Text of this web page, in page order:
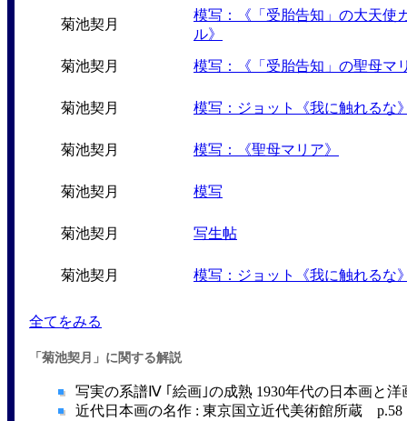
菊池契月
模写：《「受胎告知」の大天使
ル》
菊池契月 模写：《「受胎告知」の聖母マ
菊池契月 模写：ジョット《我に触れるな
菊池契月 模写：《聖母マリア》
菊池契月 模写
菊池契月 写生帖
菊池契月 模写：ジョット《我に触れるな
全てをみる
「菊池契月」に関する解説
写実の系譜Ⅳ ｢絵画｣の成熟 1930年代の日本画と
近代日本画の名作 : 東京国立近代美術館所蔵